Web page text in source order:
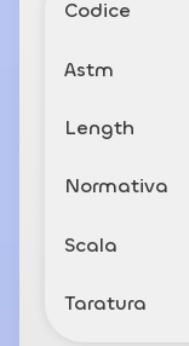
Codice
Astm
Length
Normativa
Scala
Taratura